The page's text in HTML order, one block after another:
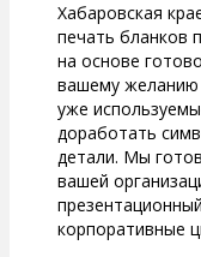
Хабаровская
печать бланков
на основе
вашему желанию
уже
доработать
детали. Мы
вашей
корпоративные